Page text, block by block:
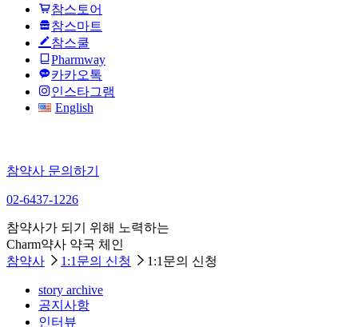
참스토어
참스마트
참스쿨
Pharmway
카카오톡
인스타그램
English
참약사 문의하기
02-6437-1226
참약사가 되기 위해 노력하는
Charm약사 약국 체인
참약사
1:1문의 신청 1:1문의 신청
story archive
공지사항
인터뷰